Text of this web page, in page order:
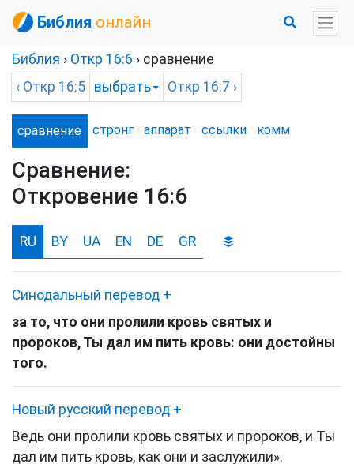
Библия онлайн
Библия › Откр 16:6 › сравнение
‹ Откр 16:5 выбрать Откр 16:7 ›
сравнение стронг аппарат ссылки комм
Сравнение:
Откровение 16:6
RU BY UA EN DE GR
Синодальный перевод +
за то, что они пролили кровь святых и
пророков, Ты дал им пить кровь: они достойны
того.
Новый русский перевод +
Ведь они пролили кровь святых и пророков, и Ты
дал им пить кровь, как они и заслужили».